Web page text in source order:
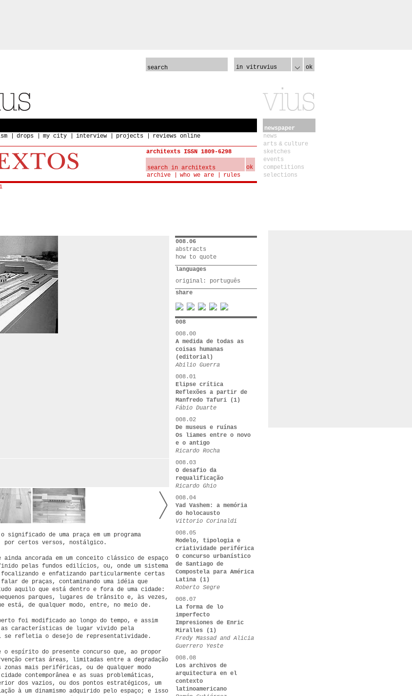
in vitruvius ok
drops my city interview projects reviews online
architexts ISSN 1809-6298
ok
archive
who we are
rules
de uma praça em um programa
por certos versos, nostálgico.
ainda ancorada em um conceito clássico de espaço
pelas fundos edilícios, ou, onde um sistema
e enfatizando particularmente certas
de praças, contaminando uma idéia que
aquilo que está dentro e fora de uma cidade:
parques, lugares de trânsito e, às vezes,
está, de qualquer modo, entre, no meio de.
foi modificado ao longo do tempo, e assim
características de lugar vivido pela
se refletia o desejo de representatividade.
o espírito do presente concurso que, ao propor
certas áreas, limitadas entre a degradação
zonas mais periféricas, ou de qualquer modo
contemporânea e as suas problemáticas,
dos vazios, ou dos pontos estratégicos, um
à um dinamismo adquirido pelo espaço; e isso
008.06
abstracts
how to quote
languages
original: português
share
008
008.00
A medida de todas as
coisas humanas
(editorial)
Abilio Guerra
008.01
Elipse crítica
Reflexões a partir de
Manfredo Tafuri (1)
Fábio Duarte
008.02
De museus e ruínas
Os liames entre o novo
e o antigo
Ricardo Rocha
008.03
O desafio da
requalificação
Ricardo Ghio
008.04
Yad Vashem: a memória
do holocausto
Vittorio Corinaldi
008.05
Modelo, tipologia e
criatividade periférica
O concurso urbanístico
de Santiago de
Compostela para América
Latina (1)
Roberto Segre
008.07
La forma de lo
imperfecto
Impresiones de Enric
Miralles (1)
Fredy Massad and Alicia
Guerrero Yeste
008.08
Los archivos de
arquitectura en el
contexto
latinoamericano
newspaper
news
arts & culture
sketches
events
competitions
selections